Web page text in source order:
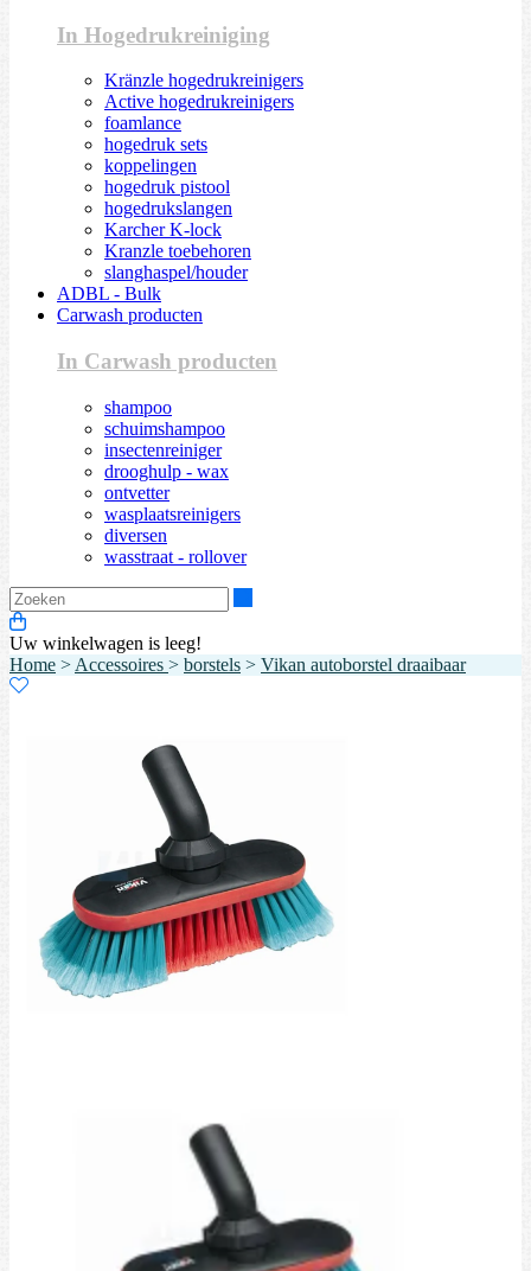
In Hogedrukreiniging
Kränzle hogedrukreinigers
Active hogedrukreinigers
foamlance
hogedruk sets
koppelingen
hogedruk pistool
hogedrukslangen
Karcher K-lock
Kranzle toebehoren
slanghaspel/houder
ADBL - Bulk
Carwash producten
In Carwash producten
shampoo
schuimshampoo
insectenreiniger
drooghulp - wax
ontvetter
wasplaatsreinigers
diversen
wasstraat - rollover
Uw winkelwagen is leeg!
Home > Accessoires > borstels > Vikan autoborstel draaibaar